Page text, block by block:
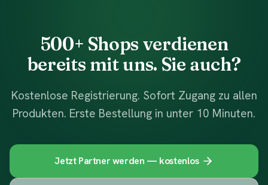
500+ Shops verdienen
bereits mit uns. Sie auch?
Kostenlose Registrierung. Sofort Zugang zu allen
Produkten. Erste Bestellung in unter 10 Minuten.
Jetzt Partner werden — kostenlos